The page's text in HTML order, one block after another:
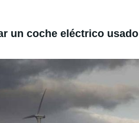
un coche eléctrico usado